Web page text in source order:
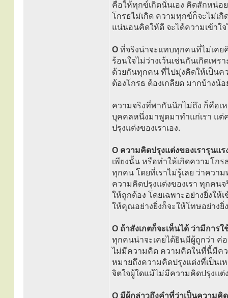
คือให้ทุกข์เกิดนั่นเอง คิดสักหน่อ
โกรธไม่เกิด ความทุกข์ก็จะไม่เ
แน่นอนคิดให้ดี จะได้ความเข้าใ
O ที่จริงน่าจะแทบทุกคนที่ไม่เคย
ร้อนใจไม่ว่างเว้นเช่นกันเกิดเพ
ด้วยกันทุกคน ที่ไปมุ่งคิดให้เป็นค
ต้องโกรธ ต้องเกลียด มากบ้างน้
ความจริงที่พากันนึกไม่ถึง ก็คือเ
บุคคลหนึ่งมาพูดมาทำแก่เรา แต่
ปรุงแต่งของเราเอง.
O ความคิดปรุงแต่งของเรารุนแร
เพียงนั้น หรือทำให้เกิดความโก
ทุกคน โดยที่เราไม่รู้เลย ว่าควา
ความคิดปรุงแต่งของเรา ทุกคน
ให้ถูกต้อง โดยเฉพาะอย่างยิ่งใ
ให้คุณอย่างยิ่งก็จะให้โทษอย่างยิ่
O ถ้าสังเกตก็จะเห็นได้ ว่ามีกา
ทุกคนน่าจะเคยได้ยินมีผู้ถูกว่า
ไม่มีความคิด ความคิดในที่นี้มีค
หมายถึงความคิดปรุงแต่งที่เป็นเ
จิตใจผู้ใดแม้ไม่มีความคิดปรุงแต่
O มีผู้กล่าวถึงคำที่ว่าเป็นความคิ